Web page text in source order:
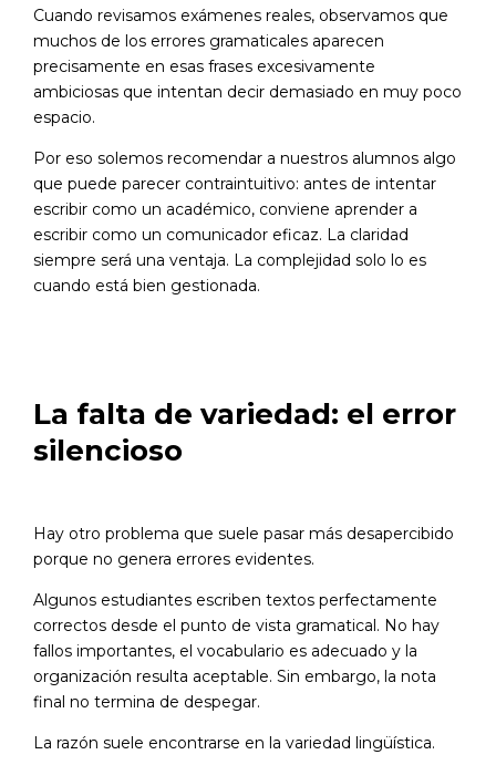
Cuando revisamos exámenes reales, observamos que
muchos de los errores gramaticales aparecen
precisamente en esas frases excesivamente
ambiciosas que intentan decir demasiado en muy poco
espacio.
Por eso solemos recomendar a nuestros alumnos algo
que puede parecer contraintuitivo: antes de intentar
escribir como un académico, conviene aprender a
escribir como un comunicador eficaz. La claridad
siempre será una ventaja. La complejidad solo lo es
cuando está bien gestionada.
La falta de variedad: el error
silencioso
Hay otro problema que suele pasar más desapercibido
porque no genera errores evidentes.
Algunos estudiantes escriben textos perfectamente
correctos desde el punto de vista gramatical. No hay
fallos importantes, el vocabulario es adecuado y la
organización resulta aceptable. Sin embargo, la nota
final no termina de despegar.
La razón suele encontrarse en la variedad lingüística.